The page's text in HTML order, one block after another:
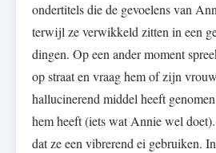
ondertitels die de gevoelens van
terwijl ze verwikkeld zitten in een
dingen. Op een ander moment
op straat en vraag hem of zijn
hallucinerend middel heeft
hem heeft (iets wat Annie wel
dat ze een vibrerend ei gebruiken.